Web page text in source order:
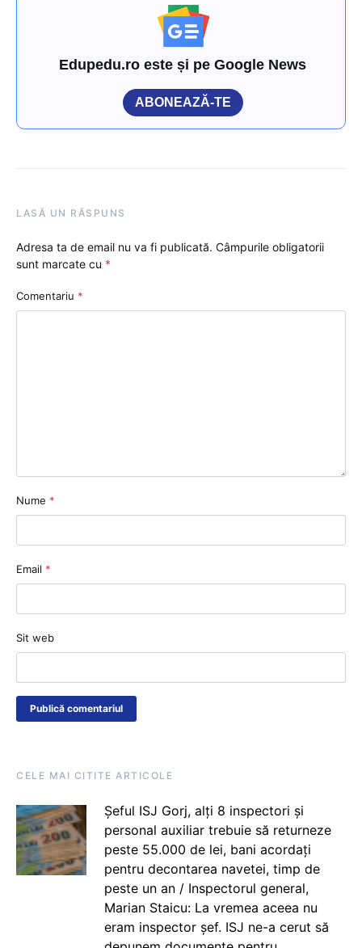
Edupedu.ro este și pe Google News
ABONEAZĂ-TE
LASĂ UN RĂSPUNS
Adresa ta de email nu va fi publicată. Câmpurile obligatorii
sunt marcate cu *
Comentariu *
Nume *
Email *
Sit web
CELE MAI CITITE ARTICOLE
Șeful ISJ Gorj, alți 8 inspectori și
personal auxiliar trebuie să returneze
peste 55.000 de lei, bani acordați
pentru decontarea navetei, timp de
peste un an / Inspectorul general,
Marian Staicu: La vremea aceea nu
eram inspector șef. ISJ ne-a cerut să